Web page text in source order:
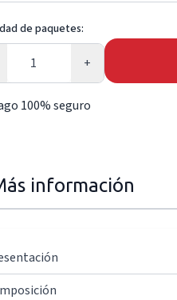
de paquetes:
+
100% seguro
información